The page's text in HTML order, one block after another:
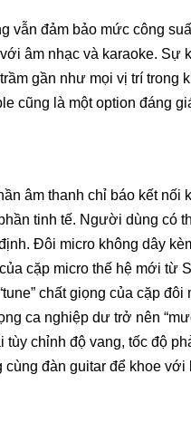
vẫn đảm bảo mức công
âm nhạc và karaoke. Sự
gần như mọi vị trí trong
cũng là một option đáng
âm thanh chỉ báo kết nối
tinh tế. Người dùng có
Đôi micro không dây
cặp micro thế hệ mới từ
chất giọng của cặp đôi
ca nghiệp dư trở nên
chỉnh độ vang, tốc độ
đàn guitar để khoe với